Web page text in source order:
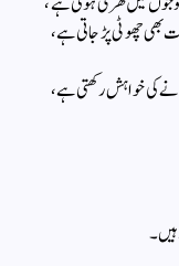
چھوٹی پڑ جاتی ہے،
کی خواہش رکھتی ہے،